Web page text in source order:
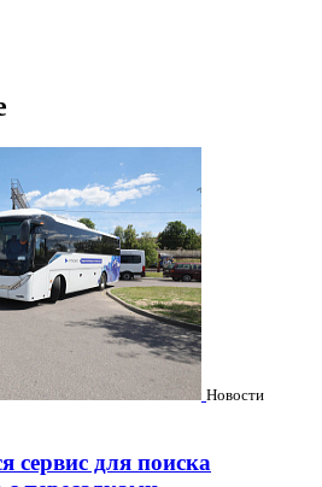
Новости
сервис для поиска